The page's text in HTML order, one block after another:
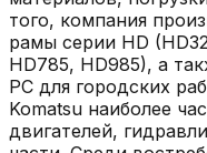
того, компания
рамы серии HD
HD785, HD985), а
PC для городских
Komatsu наиболее
двигателей,